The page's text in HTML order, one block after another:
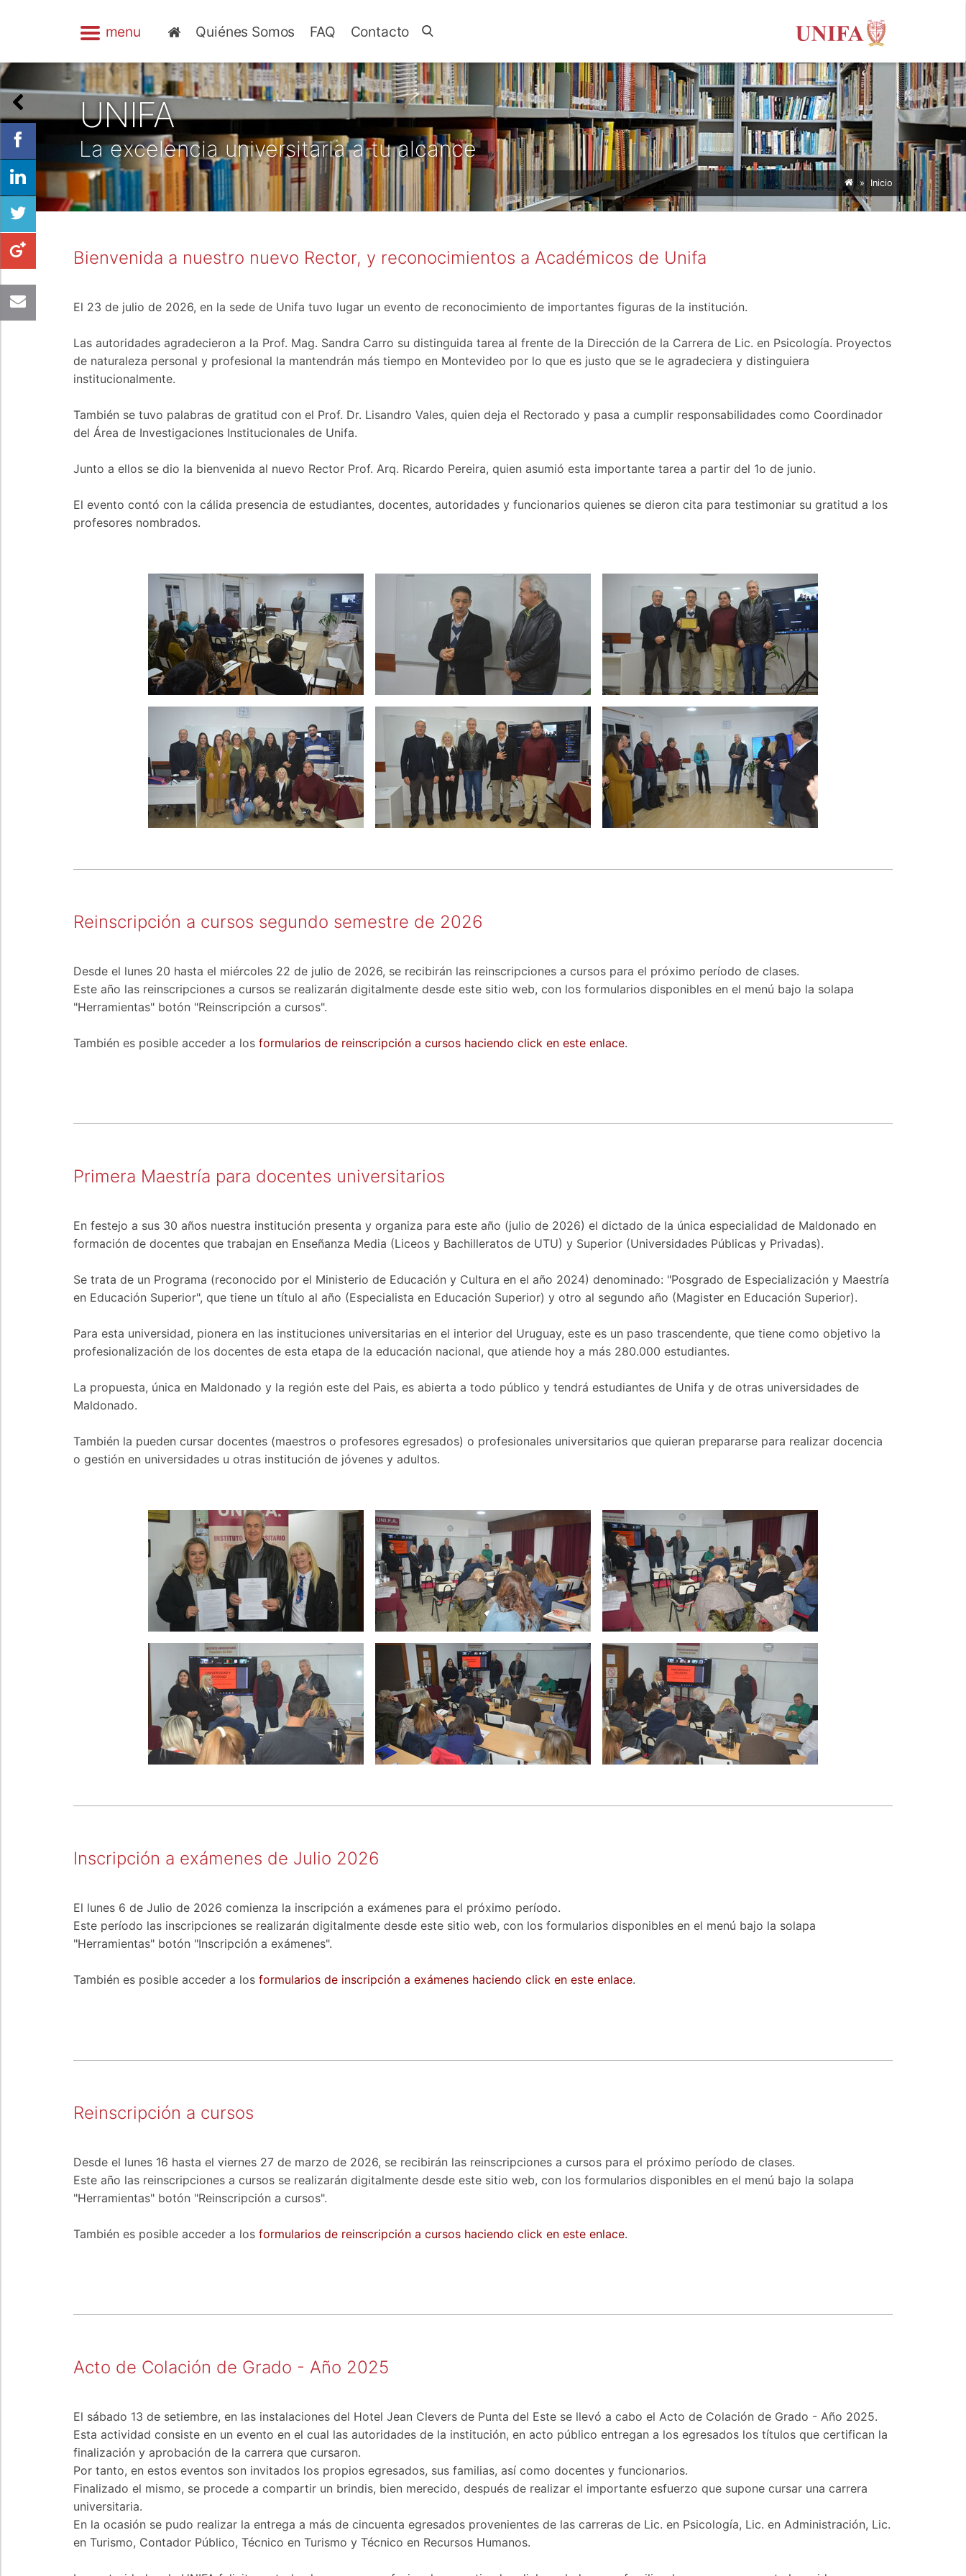
menu Quiénes Somos FAQ Contacto
UNIFA
La excelencia universitaria a tu alcance
» Inicio
Bienvenida a nuestro nuevo Rector, y reconocimientos a Académicos de Unifa
El 23 de julio de 2026, en la sede de Unifa tuvo lugar un evento de reconocimiento de importantes figuras de la institución.
Las autoridades agradecieron a la Prof. Mag. Sandra Carro su distinguida tarea al frente de la Dirección de la Carrera de Lic. en Psicología. Proyectos
de naturaleza personal y profesional la mantendrán más tiempo en Montevideo por lo que es justo que se le agradeciera y distinguiera
institucionalmente.
También se tuvo palabras de gratitud con el Prof. Dr. Lisandro Vales, quien deja el Rectorado y pasa a cumplir responsabilidades como Coordinador
del Área de Investigaciones Institucionales de Unifa.
Junto a ellos se dio la bienvenida al nuevo Rector Prof. Arq. Ricardo Pereira, quien asumió esta importante tarea a partir del 1o de junio.
El evento contó con la cálida presencia de estudiantes, docentes, autoridades y funcionarios quienes se dieron cita para testimoniar su gratitud a los
profesores nombrados.
Reinscripción a cursos segundo semestre de 2026
Desde el lunes 20 hasta el miércoles 22 de julio de 2026, se recibirán las reinscripciones a cursos para el próximo período de clases.
Este año las reinscripciones a cursos se realizarán digitalmente desde este sitio web, con los formularios disponibles en el menú bajo la solapa
"Herramientas" botón "Reinscripción a cursos".
También es posible acceder a los formularios de reinscripción a cursos haciendo click en este enlace.
Primera Maestría para docentes universitarios
En festejo a sus 30 años nuestra institución presenta y organiza para este año (julio de 2026) el dictado de la única especialidad de Maldonado en
formación de docentes que trabajan en Enseñanza Media (Liceos y Bachilleratos de UTU) y Superior (Universidades Públicas y Privadas).
Se trata de un Programa (reconocido por el Ministerio de Educación y Cultura en el año 2024) denominado: "Posgrado de Especialización y Maestría
en Educación Superior", que tiene un título al año (Especialista en Educación Superior) y otro al segundo año (Magister en Educación Superior).
Para esta universidad, pionera en las instituciones universitarias en el interior del Uruguay, este es un paso trascendente, que tiene como objetivo la
profesionalización de los docentes de esta etapa de la educación nacional, que atiende hoy a más 280.000 estudiantes.
La propuesta, única en Maldonado y la región este del Pais, es abierta a todo público y tendrá estudiantes de Unifa y de otras universidades de
Maldonado.
También la pueden cursar docentes (maestros o profesores egresados) o profesionales universitarios que quieran prepararse para realizar docencia
o gestión en universidades u otras institución de jóvenes y adultos.
Inscripción a exámenes de Julio 2026
El lunes 6 de Julio de 2026 comienza la inscripción a exámenes para el próximo período.
Este período las inscripciones se realizarán digitalmente desde este sitio web, con los formularios disponibles en el menú bajo la solapa
"Herramientas" botón "Inscripción a exámenes".
También es posible acceder a los formularios de inscripción a exámenes haciendo click en este enlace.
Reinscripción a cursos
Desde el lunes 16 hasta el viernes 27 de marzo de 2026, se recibirán las reinscripciones a cursos para el próximo período de clases.
Este año las reinscripciones a cursos se realizarán digitalmente desde este sitio web, con los formularios disponibles en el menú bajo la solapa
"Herramientas" botón "Reinscripción a cursos".
También es posible acceder a los formularios de reinscripción a cursos haciendo click en este enlace.
Acto de Colación de Grado - Año 2025
El sábado 13 de setiembre, en las instalaciones del Hotel Jean Clevers de Punta del Este se llevó a cabo el Acto de Colación de Grado - Año 2025.
Esta actividad consiste en un evento en el cual las autoridades de la institución, en acto público entregan a los egresados los títulos que certifican la
finalización y aprobación de la carrera que cursaron.
Por tanto, en estos eventos son invitados los propios egresados, sus familias, así como docentes y funcionarios.
Finalizado el mismo, se procede a compartir un brindis, bien merecido, después de realizar el importante esfuerzo que supone cursar una carrera
universitaria.
En la ocasión se pudo realizar la entrega a más de cincuenta egresados provenientes de las carreras de Lic. en Psicología, Lic. en Administración, Lic.
en Turismo, Contador Público, Técnico en Turismo y Técnico en Recursos Humanos.